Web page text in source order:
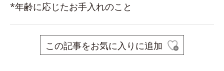
*年齢に応じたお手入れのこと
この記事をお気に入りに追加